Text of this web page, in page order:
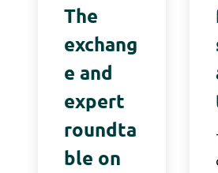
The
exchang
e and
expert
roundta
ble on